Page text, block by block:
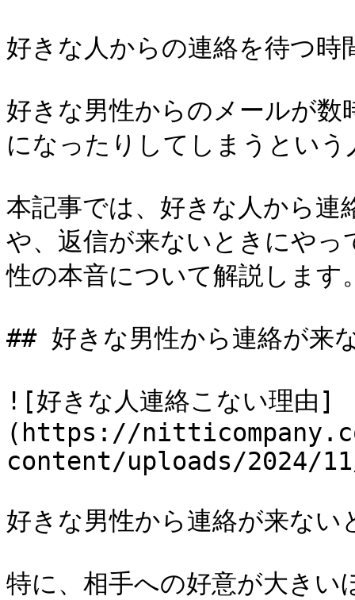
好きな人からの連絡を待つ
好きな男性からのメールが
になったりしてしまうとい
本記事では、好きな人から
や、返信が来ないときにや
性の本音について解説します
## 好きな男性から連絡が来
![好きな人連絡こない理由]
(https://
content/uploads/2024/
好きな男性から連絡が来な
特に、相手への好意が大き